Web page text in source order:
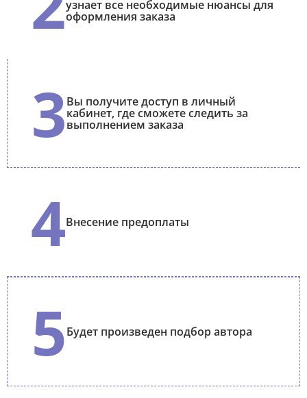
узнает все необходимые нюансы для
оформления заказа
3Вы получите доступ в личный
кабинет, где сможете следить за
выполнением заказа
4Внесение предоплаты
5Будет произведен подбор автора